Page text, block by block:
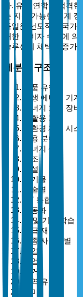
다. 유럽 연합의 엄격
는 지속 가능한 기계
독일은 선도적인 국가
대한 소비자 수요에
솔루션의 채택이 증가
세분화 구조
제품 유형별
재생 에너지 기계
에너지 효율 장비
재활용 기계
친환경 제조 시스
응용 분야별
에너지 생성
제조
건설
폐기물 관리
기술별
IoT 통합
자동화
AI 및 기계 학습
고급 재료
최종 사용자별
산업
상업
주거
지역 유형별
북미